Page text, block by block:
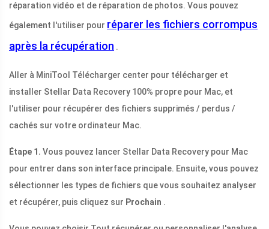
réparation vidéo et de réparation de photos. Vous pouvez
également l'utiliser pour réparer les fichiers corrompus
après la récupération .
Aller à MiniTool Télécharger center pour télécharger et
installer Stellar Data Recovery 100% propre pour Mac, et
l'utiliser pour récupérer des fichiers supprimés / perdus /
cachés sur votre ordinateur Mac.
Étape 1. Vous pouvez lancer Stellar Data Recovery pour Mac
pour entrer dans son interface principale. Ensuite, vous pouvez
sélectionner les types de fichiers que vous souhaitez analyser
et récupérer, puis cliquez sur Prochain .